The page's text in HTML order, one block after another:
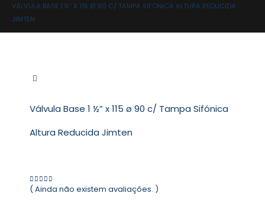
VÁLVULA BASE 1 ½” X 115 Ø 90 C/ TAMPA SIFÓNICA ALTURA REDUCIDA
JIMTEN
Válvula Base 1 ½” x 115 ø 90 c/ Tampa Sifónica
Altura Reducida Jimten
0 out of 5
( Ainda não existem avaliações. )